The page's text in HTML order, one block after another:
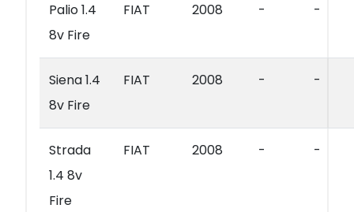
Palio 1.4
8v Fire
FIAT 2008 - -
Siena 1.4
8v Fire
FIAT 2008 - -
Strada
1.4 8v
Fire
FIAT 2008 - -